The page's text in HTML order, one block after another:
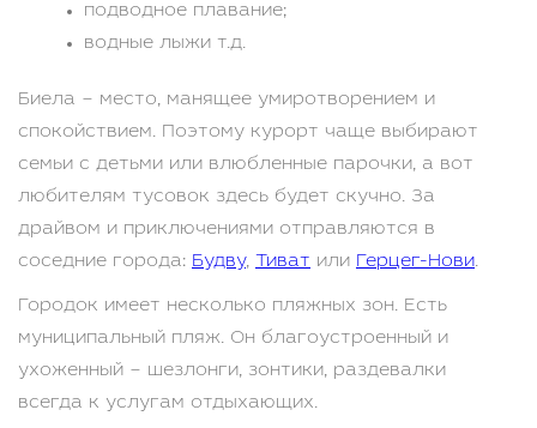
подводное плавание;
водные лыжи т.д.
Биела – место, манящее умиротворением и
спокойствием. Поэтому курорт чаще выбирают
семьи с детьми или влюбленные парочки, а вот
любителям тусовок здесь будет скучно. За
драйвом и приключениями отправляются в
соседние города: Будву, Тиват или Герцег-Нови.
Городок имеет несколько пляжных зон. Есть
муниципальный пляж. Он благоустроенный и
ухоженный – шезлонги, зонтики, раздевалки
всегда к услугам отдыхающих.